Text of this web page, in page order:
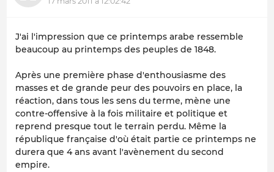
J'ai l'impression que ce printemps arabe ressemble
beaucoup au printemps des peuples de 1848.
Après une première phase d'enthousiasme des
masses et de grande peur des pouvoirs en place, la
réaction, dans tous les sens du terme, mène une
contre-offensive à la fois militaire et politique et
reprend presque tout le terrain perdu. Même la
république française d'où était partie ce printemps ne
durera que 4 ans avant l'avènement du second
empire.